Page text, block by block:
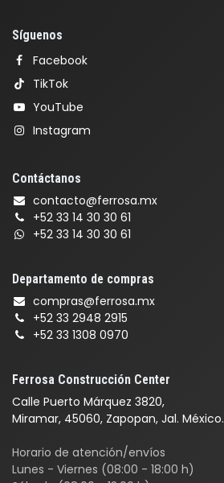
Ferrosa Construcción Center
Calle Puerto Márquez 3820,
Miramar, 45060, Zapopan, Jal. México.
Horario de atención/envíos
Lunes - Viernes (08:00 - 18:00 h)
Síguenos
Facebook
TikTok
YouTube
Instagram
Contáctanos
contacto@ferrosa.mx
+52 33 14 30 30 61
+52 33 14 30 30 61
Departamento de compras
compras@ferrosa.mx
+52 33 2948 2915
+52 33 1308 0970